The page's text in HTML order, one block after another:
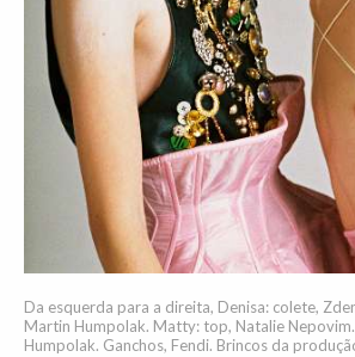
Da esquerda para a direita, Denisa: colete,
Martin Humpolak. Matty: top, Natalie
Humpolak. Ganchos, Fendi. Brincos da